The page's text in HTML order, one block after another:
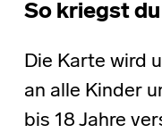
So kriegst
Die Karte wird
an alle Kinder
bis 18 Jahre